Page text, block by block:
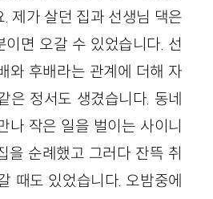
제가 살던 집과 선생님 댁은
면 오갈 수 있었습니다. 선
와 후배라는 관계에 더해 자
은 정서도 생겼습니다. 동네
나 작은 일을 벌이는 사이니
을 순례했고 그러다 잔뜩 취
때도 있었습니다. 오밤중에